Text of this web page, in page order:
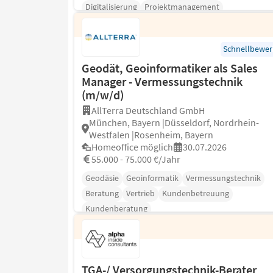
Digitalisierung
Projektmanagement
Geodät, Geoinformatiker als Sales
Manager - Vermessungstechnik
(m/w/d)
AllTerra Deutschland GmbH
München, Bayern |Düsseldorf, Nordrhein-
Westfalen |Rosenheim, Bayern
Homeoffice möglich
30.07.2026
55.000 - 75.000 €/Jahr
Geodäsie Geoinformatik
Vermessungstechnik
Beratung
Vertrieb
Kundenbetreuung
Kundenberatung
TGA-/ Versorgungstechnik-Berater